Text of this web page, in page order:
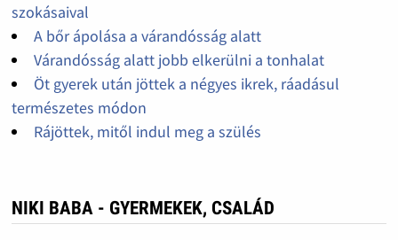
szokásaival
A bőr ápolása a várandósság alatt
Várandósság alatt jobb elkerülni a tonhalat
Öt gyerek után jöttek a négyes ikrek, ráadásul
természetes módon
Rájöttek, mitől indul meg a szülés
NIKI BABA - GYERMEKEK, CSALÁD